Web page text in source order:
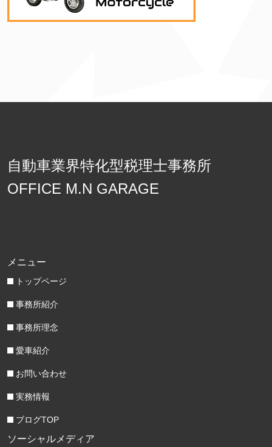
自動車業界特化型税理士事務所
OFFICE M.N GARAGE
メニュー
トップページ
事務所紹介
事務所理念
愛車紹介
お問い合わせ
実務情報
ブログTOP
ソーシャルメディア